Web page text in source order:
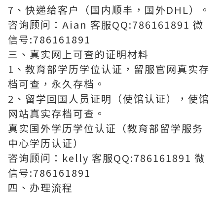
7、快递给客户（国内顺丰，国外DHL）。
咨询顾问：Aian 客服QQ:786161891 微
信号:786161891
三、真实网上可查的证明材料
1、教育部学历学位认证，留服官网真实存
档可查，永久存档。
2、留学回国人员证明（使馆认证），使馆
网站真实存档可查。
真实国外学历学位认证（教育部留学服务
中心学历认证）
咨询顾问：kelly 客服QQ:786161891 微
信号:786161891
四、办理流程